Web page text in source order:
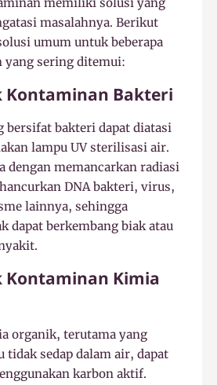
memiliki solusi yang
masalahnya. Berikut
umum untuk beberapa
yang sering ditemui:
Kontaminan Bakteri
bersifat bakteri dapat diatasi
lampu UV sterilisasi air.
dengan memancarkan radiasi
DNA bakteri, virus,
lainnya, sehingga
dapat berkembang biak atau
Kontaminan Kimia
organik, terutama yang
tidak sedap dalam air, dapat
karbon aktif.